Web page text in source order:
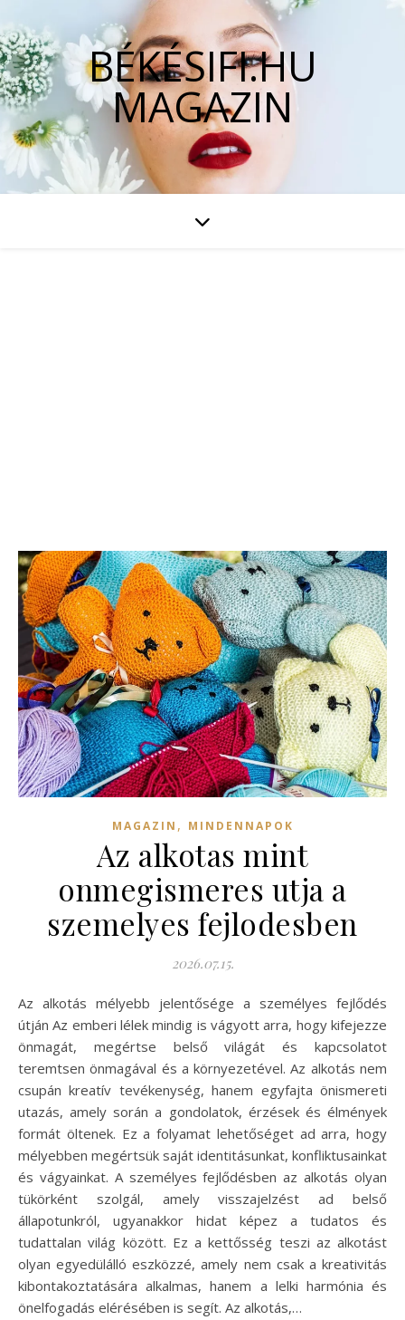
BÉKÉSIFI.HU
MAGAZIN
MAGAZIN , MINDENNAPOK
Az alkotas mint
onmegismeres utja a
szemelyes fejlodesben
2026.07.15.
Az alkotás mélyebb jelentősége a személyes fejlődés
útján Az emberi lélek mindig is vágyott arra, hogy kifejezze
önmagát, megértse belső világát és kapcsolatot
teremtsen önmagával és a környezetével. Az alkotás nem
csupán kreatív tevékenység, hanem egyfajta önismereti
utazás, amely során a gondolatok, érzések és élmények
formát öltenek. Ez a folyamat lehetőséget ad arra, hogy
mélyebben megértsük saját identitásunkat, konfliktusainkat
és vágyainkat. A személyes fejlődésben az alkotás olyan
tükörként szolgál, amely visszajelzést ad belső
állapotunkról, ugyanakkor hidat képez a tudatos és
tudattalan világ között. Ez a kettősség teszi az alkotást
olyan egyedülálló eszközzé, amely nem csak a kreativitás
kibontakoztatására alkalmas, hanem a lelki harmónia és
önelfogadás elérésében is segít. Az alkotás,…